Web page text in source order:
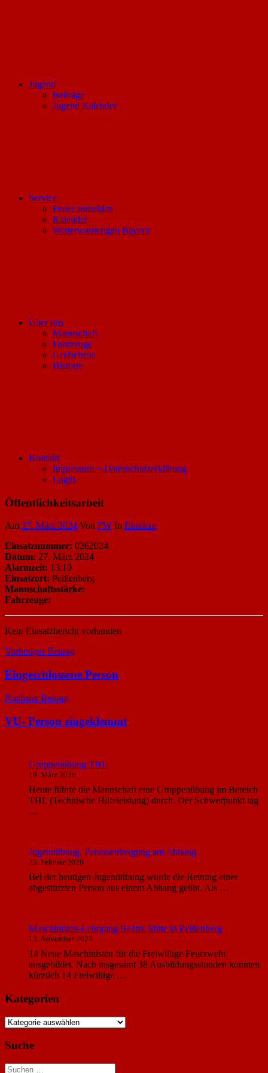
Jugend
Beiträge
Jugend Kalender
Service
Feuer anmelden
Kalender
Wetterwarnungen Bayern
Über uns
Mannschaft
Fahrzeuge
Gerätehaus
Historie
Kontakt
Impressum + Datenschutzerklärung
Login
Öffentlichkeitsarbeit
Am 27. März 2024 Von FW In Einsätze
Einsatznummer: 0262024
Datum: 27. März 2024
Alarmzeit: 13:10
Einsatzort: Peißenberg
Mannschaftsstärke:
Fahrzeuge:
Kein Einsatzbericht vorhanden
Beitragsnavigation
Vorheriger Beitrag
Eingeschlossene Person
Nächster Beitrag
VU- Person eingeklemmt
Gruppenübung THL
19. März 2026
Heute führte die Mannschaft eine Gruppenübung im Bereich
THL (Technische Hilfeleistung) durch. Der Schwerpunkt lag
…
Jugendübung: Personenbergung am Abhang
23. Februar 2026
Bei der heutigen Jugendübung wurde die Rettung einer
abgestürzten Person aus einem Abhang geübt. Als …
Maschinisten-Lehrgang Bezirk Mitte in Peißenberg
13. November 2025
14 Neue Maschinisten für die Freiwillige Feuerwehr
ausgebildet. Nach insgesamt 38 Ausbildungsstunden konnten
kürzlich 14 Freiwillige …
Kategorien
Kategorien
Suche
Suchen